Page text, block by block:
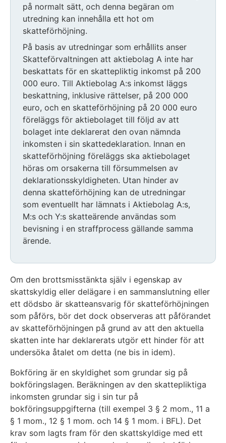
på normalt sätt, och denna begäran om
utredning kan innehålla ett hot om
skatteförhöjning.
På basis av utredningar som erhållits anser
Skatteförvaltningen att aktiebolag A inte har
beskattats för en skattepliktig inkomst på 200
000 euro. Till Aktiebolag A:s inkomst läggs
beskattning, inklusive rättelser, på 200 000
euro, och en skatteförhöjning på 20 000 euro
föreläggs för aktiebolaget till följd av att
bolaget inte deklarerat den ovan nämnda
inkomsten i sin skattedeklaration. Innan en
skatteförhöjning föreläggs ska aktiebolaget
höras om orsakerna till försummelsen av
deklarationsskyldigheten. Utan hinder av
denna skatteförhöjning kan de utredningar
som eventuellt har lämnats i Aktiebolag A:s,
M:s och Y:s skatteärende användas som
bevisning i en straffprocess gällande samma
ärende.
Om den brottsmisstänkta själv i egenskap av
skattskyldig eller delägare i en sammanslutning eller
ett dödsbo är skatteansvarig för skatteförhöjningen
som påförs, bör det dock observeras att påförandet
av skatteförhöjningen på grund av att den aktuella
skatten inte har deklarerats utgör ett hinder för att
undersöka åtalet om detta (ne bis in idem).
Bokföring är en skyldighet som grundar sig på
bokföringslagen. Beräkningen av den skattepliktiga
inkomsten grundar sig i sin tur på
bokföringsuppgifterna (till exempel 3 § 2 mom., 11 a
§ 1 mom., 12 § 1 mom. och 14 § 1 mom. i BFL). Det
krav som lagts fram för den skattskyldige med ett